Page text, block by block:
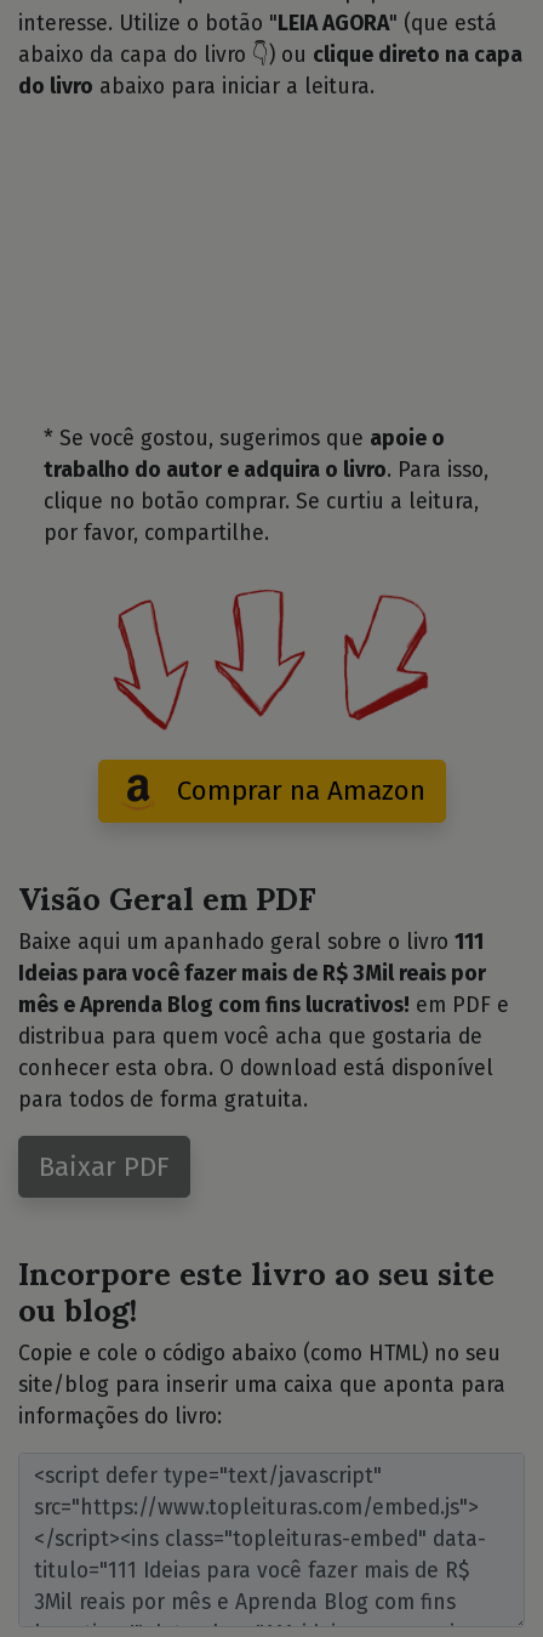
interesse. Utilize o botão " LEIA AGORA" (que está
abaixo da capa do livro 👇) ou clique direto na capa
do livro abaixo para iniciar a leitura.
* Se você gostou, sugerimos que apoie o
trabalho do autor e adquira o livro. Para isso,
clique no botão comprar. Se curtiu a leitura,
por favor, compartilhe.
Comprar na Amazon
Visão Geral em PDF
Baixe aqui um apanhado geral sobre o livro 111
Ideias para você fazer mais de R$ 3Mil reais por
mês e Aprenda Blog com fins lucrativos! em PDF e
distribua para quem você acha que gostaria de
conhecer esta obra. O download está disponível
para todos de forma gratuita.
Baixar PDF
Incorpore este livro ao seu site
ou blog!
Copie e cole o código abaixo (como HTML) no seu
site/blog para inserir uma caixa que aponta para
informações do livro: